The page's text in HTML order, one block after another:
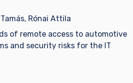
Rónai Attila
remote access to automotive
and security risks for the IT